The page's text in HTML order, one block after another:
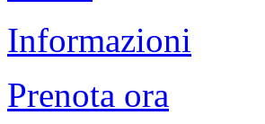
Informazioni
Prenota ora